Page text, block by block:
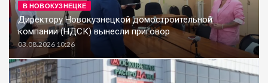
В НОВОКУЗНЕЦКЕ
Директору Новокузнецкой домостроительной
компании (НДСК) вынесли приговор
03.08.2026 10:26